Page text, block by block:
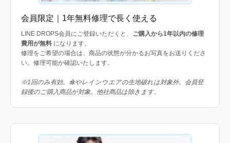
会員限定｜1年無料修理で長く使える
LINE DROPS会員にご登録いただくと、 ご購入から1年以内の修理
費用が無料 になります。
修理をご希望の場合は、商品の状態が分かるお写真をお送りくださ
い。修理可能か確認いたします。
※1回のみ有効。傘やレインウエアの生地破れは対象外。会員登
録後のご購入商品が対象。他社商品は除きます。